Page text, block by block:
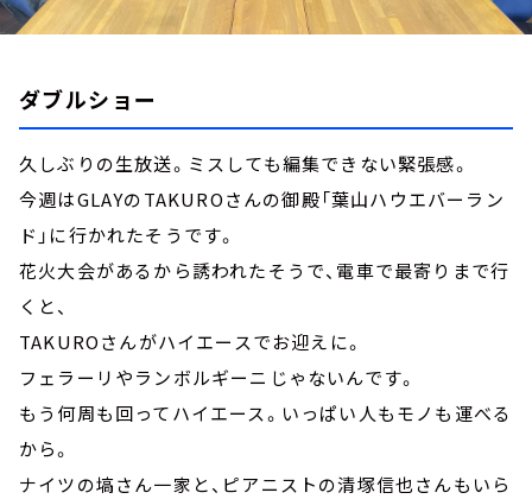
ダブルショー
久しぶりの生放送。ミスしても編集できない緊張感。
今週はGLAYのTAKUROさんの御殿「葉山ハウエバーラン
ド」に行かれたそうです。
花火大会があるから誘われたそうで、電車で最寄りまで行
くと、
TAKUROさんがハイエースでお迎えに。
フェラーリやランボルギーニじゃないんです。
もう何周も回ってハイエース。いっぱい人もモノも運べる
から。
ナイツの塙さん一家と、ピアニストの清塚信也さんもいら